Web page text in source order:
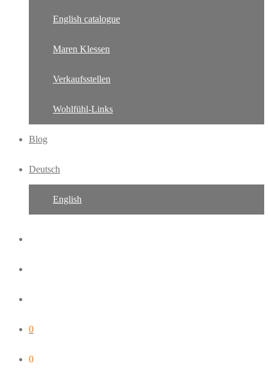
English catalogue
Maren Klessen
Verkaufsstellen
Wohlfühl-Links
Blog
Deutsch
English
0
0